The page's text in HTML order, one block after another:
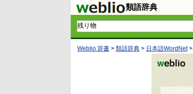
類語辞典
Weblio 辞書 > 類語辞典 > 日本語WordNet>